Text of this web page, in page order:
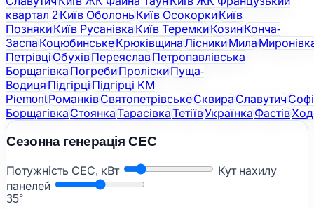
квартал 2Київ ОболоньКиїв ОсокоркиКиїв
ПознякиКиїв Русанівка Київ ТеремкиКозинКонча-
ЗаспаКоцюбинськеКрюківщинаЛісникиМила
ПетрівціОбухівПереяславПетропавлівська
БорщагівкаПогребиПроліскиПуща-
ВодицяПідгірціПідгірці КМ
PiemontРоманківСвятопетрівськеСквира Славутич
БорщагівкаСтоянкаТарасівкаТетіївУкраїнка Фастів
Сезонна генерація СЕС
Потужність СЕС, кВт
Кут нахилу
панелей
35°